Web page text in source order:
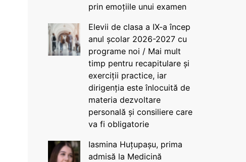
prin emoțiile unui examen
Elevii de clasa a IX-a încep
anul școlar 2026-2027 cu
programe noi / Mai mult
timp pentru recapitulare și
exerciții practice, iar
dirigenția este înlocuită de
materia dezvoltare
personală și consiliere care
va fi obligatorie
Iasmina Huțupașu, prima
admisă la Medicină